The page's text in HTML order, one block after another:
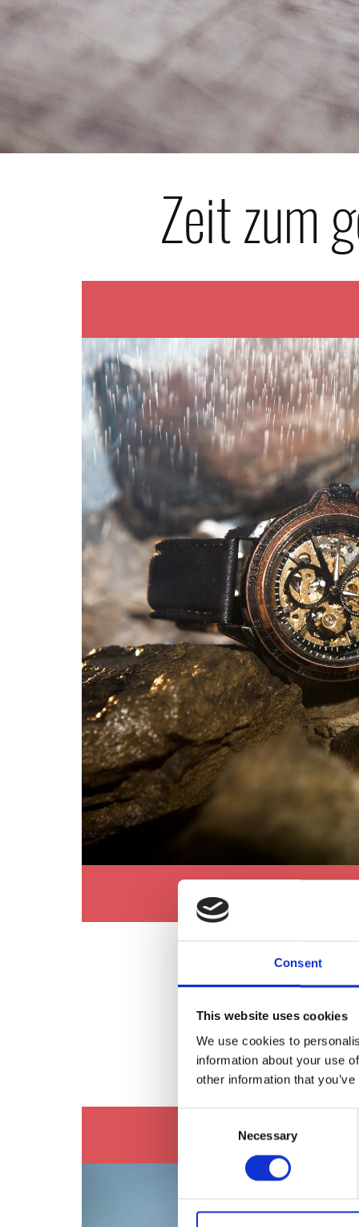
Consent
This website uses cookies
We use cookies to
information about your use
other information that
Necessary
Zeit zum